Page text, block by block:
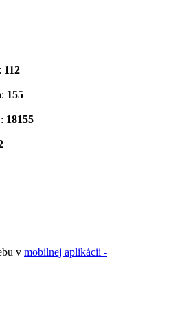
112
155
18155
v mobilnej aplikácii -